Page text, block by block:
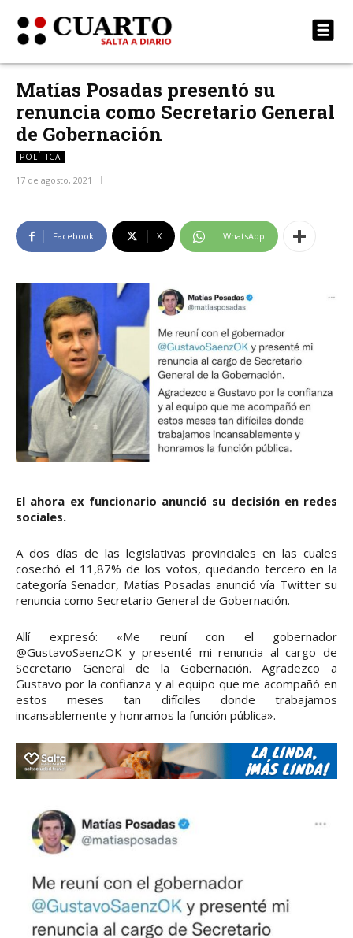
Matías Posadas presentó su
renuncia como Secretario General
de Gobernación
POLÍTICA
17 de agosto, 2021
Facebook X WhatsApp
El ahora ex funcionario anunció su decisión en redes
sociales.
A dos días de las legislativas provinciales en las cuales
cosechó el 11,87% de los votos, quedando tercero en la
categoría Senador, Matías Posadas anunció vía Twitter su
renuncia como Secretario General de Gobernación.
Allí expresó: «Me reuní con el gobernador
@GustavoSaenzOK y presenté mi renuncia al cargo de
Secretario General de la Gobernación. Agradezco a
Gustavo por la confianza y al equipo que me acompañó en
estos meses tan difíciles donde trabajamos
incansablemente y honramos la función pública».